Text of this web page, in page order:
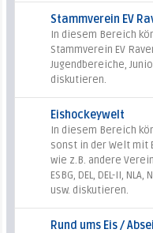
Stammverein EV
In diesem Bereich
Stammverein EV
Jugendbereiche,
diskutieren.
Eishockeywelt
In diesem Bereich
sonst in der Welt mit
wie z.B. andere
ESBG, DEL, DEL-II, NLA,
usw. diskutieren.
Rund ums Eis /